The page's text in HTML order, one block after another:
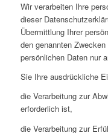
Wir verarbeiten Ihre
dieser
Übermittlung Ihrer
den genannten
persönlichen Daten nur
Sie Ihre ausdrückliche
die Verarbeitung zur
erforderlich ist,
die Verarbeitung zur